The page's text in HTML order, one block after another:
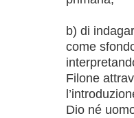
b) di
come
Filone
Dio né